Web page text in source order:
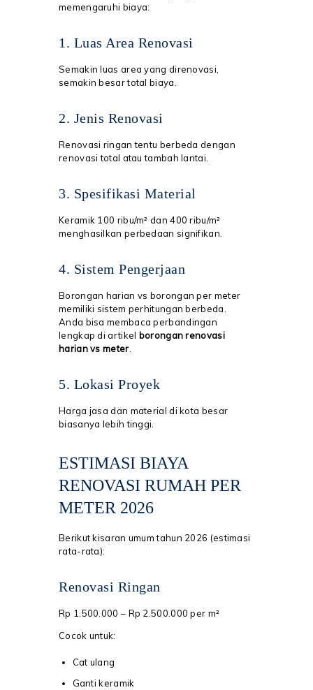
memengaruhi biaya:
1. Luas Area Renovasi
Semakin luas area yang direnovasi,
semakin besar total biaya.
2. Jenis Renovasi
Renovasi ringan tentu berbeda dengan
renovasi total atau tambah lantai.
3. Spesifikasi Material
Keramik 100 ribu/m² dan 400 ribu/m²
menghasilkan perbedaan signifikan.
4. Sistem Pengerjaan
Borongan harian vs borongan per meter
memiliki sistem perhitungan berbeda.
Anda bisa membaca perbandingan
lengkap di artikel borongan renovasi
harian vs meter.
5. Lokasi Proyek
Harga jasa dan material di kota besar
biasanya lebih tinggi.
ESTIMASI BIAYA
RENOVASI RUMAH PER
METER 2026
Berikut kisaran umum tahun 2026 (estimasi
rata-rata):
Renovasi Ringan
Rp 1.500.000 – Rp 2.500.000 per m²
Cocok untuk:
Cat ulang
Ganti keramik